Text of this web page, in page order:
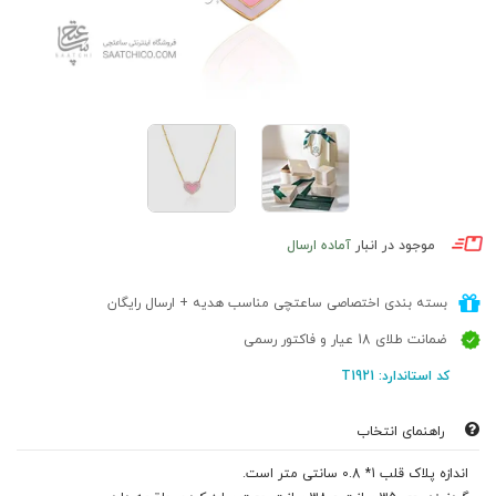
موجود در انبار آماده ارسال
بسته بندی اختصاصی ساعتچی مناسب هدیه + ارسال رایگان
ضمانت طلای 18 عیار و فاکتور رسمی
کد استاندارد: T1921
راهنمای انتخاب
اندازه پلاک قلب 1* 0.8 سانتی متر است.